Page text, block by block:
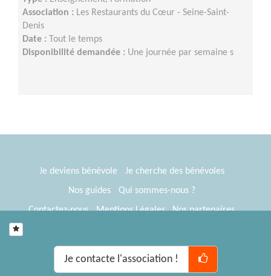
Association : Les Restaurants du Cœur - Seine-Saint-
Denis
Date : Tout le temps
Disponibilité demandée : Une journée par semaine s
Je contacte l'association !
Je deviens bénévole
Je cherche des bénévoles
Nos guides
Qui sommes-nous ?
Contactez-nous
Mentions Légales
Nos partenaires
® Tous Bénévoles 2012-2026
Webkast